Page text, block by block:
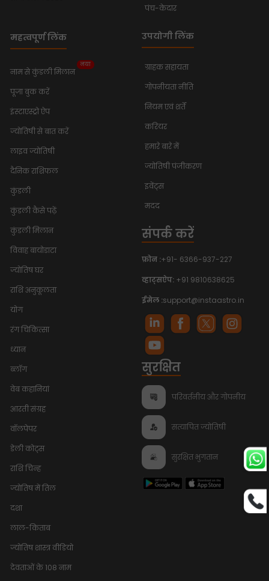
पंच-केदार
महत्वपूर्ण लिंक
नाम से कुंडली मिलान
नया
पूजा बुक करें
इंस्टाएस्ट्रो ऐप
ज्योतिषी से बात करें
लाइव ज्योतिषी
दैनिक राशिफल
कुंडली
कुंडली कैसे पढ़ें
कुंडली मिलान
विवाह बायोडाटा
ज्योतिष घर
राशि अनुकूलता
योग
रंग चिकित्सा
ध्यान
ब्लॉग
वेब कहानियां
आरती संग्रह
वॉलपेपर
डेली कोट्स
राशि चिन्ह
ज्योतिष में तिल
दशा
लाल-किताब
ज्योतिष शास्त्र वीडियो
देवताओं के 108 नाम
उपयोगी लिंक
ग्राहक सहायता
गोपनीयता नीति
नियम एवं शर्तें
करियर
हमारे बारे में
ज्योतिषी पंजीकरण
इवेंट्स
मदद
संपर्क करें
फ़ोन :+91- 6366-937-227
व्हाट्सऐप: +91 9810638625
ईमेल :support@instaastro.in
सुरक्षित
परिवर्तनीय और गोपनीय
सत्यापित ज्योतिषी
सुरक्षित भुगतान